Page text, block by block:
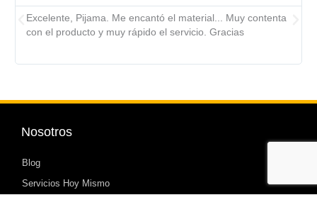
Excelente, Pijama. Me encantó el material... Muy contenta
con el producto y muy rápido el servicio. Gracias
Nosotros
Blog
Servicios Hoy Mismo